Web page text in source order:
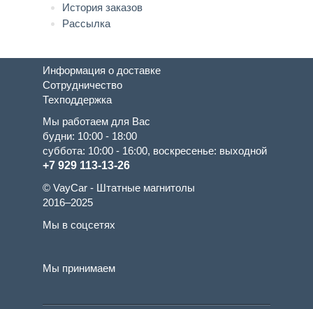
История заказов
Рассылка
Информация о доставке
Сотрудничество
Техподдержка
Мы работаем для Вас
будни: 10:00 - 18:00
суббота: 10:00 - 16:00, воскресенье: выходной
+7 929 113-13-26
© VayCar - Штатные магнитолы
2016–2025
Мы в соцсетях
Мы принимаем